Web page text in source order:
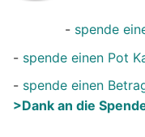
- spende
- spende einen Pot
- spende einen
>Dank an die